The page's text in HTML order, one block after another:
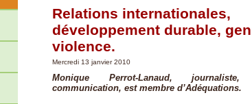
Relations internationales,
développement durable,
violence.
Mercredi 13 janvier 2010
Monique Perrot-Lanaud,
communication, est membre d’Adéquations.